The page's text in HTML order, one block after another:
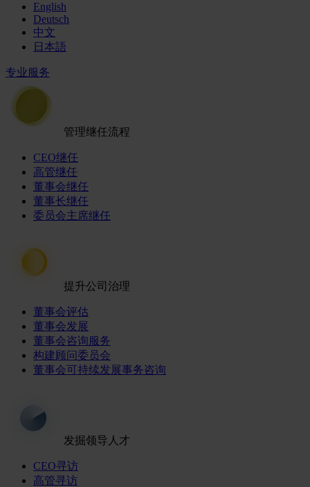
English
Deutsch
中文
日本語
专业服务
管理继任流程
CEO继任
高管继任
董事会继任
董事长继任
委员会主席继任
提升公司治理
董事会评估
董事会发展
董事会咨询服务
构建顾问委员会
董事会可持续发展事务咨询
发掘领导人才
CEO寻访
高管寻访